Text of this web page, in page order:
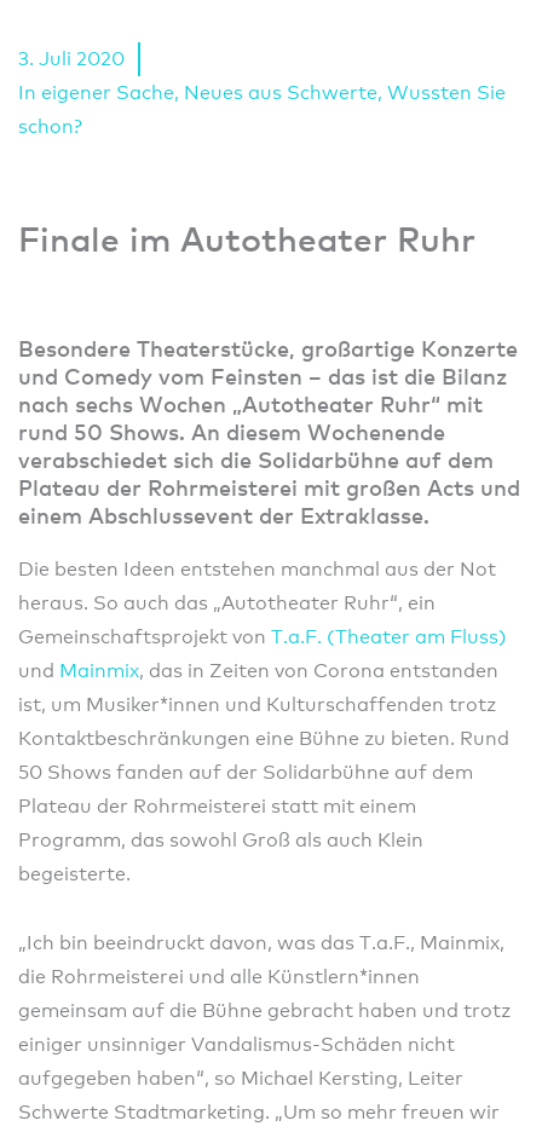
3. Juli 2020
In eigener Sache, Neues aus Schwerte, Wussten Sie
schon?
Finale im Autotheater Ruhr
Besondere Theaterstücke, großartige Konzerte
und Comedy vom Feinsten – das ist die Bilanz
nach sechs Wochen „Autotheater Ruhr“ mit
rund 50 Shows. An diesem Wochenende
verabschiedet sich die Solidarbühne auf dem
Plateau der Rohrmeisterei mit großen Acts und
einem Abschlussevent der Extraklasse.
Die besten Ideen entstehen manchmal aus der Not
heraus. So auch das „Autotheater Ruhr“, ein
Gemeinschaftsprojekt von T.a.F. (Theater am Fluss)
und Mainmix, das in Zeiten von Corona entstanden
ist, um Musiker*innen und Kulturschaffenden trotz
Kontaktbeschränkungen eine Bühne zu bieten. Rund
50 Shows fanden auf der Solidarbühne auf dem
Plateau der Rohrmeisterei statt mit einem
Programm, das sowohl Groß als auch Klein
begeisterte.
„Ich bin beeindruckt davon, was das T.a.F., Mainmix,
die Rohrmeisterei und alle Künstlern*innen
gemeinsam auf die Bühne gebracht haben und trotz
einiger unsinniger Vandalismus-Schäden nicht
aufgegeben haben“, so Michael Kersting, Leiter
Schwerte Stadtmarketing. „Um so mehr freuen wir